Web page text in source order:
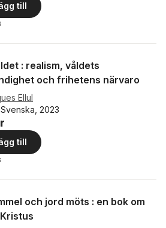
till
: realism, våldets
och frihetens närvaro
Ellul
2023
till
och jord möts : en bok om